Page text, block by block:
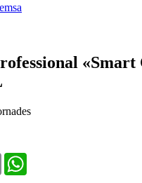
«Smart
Email